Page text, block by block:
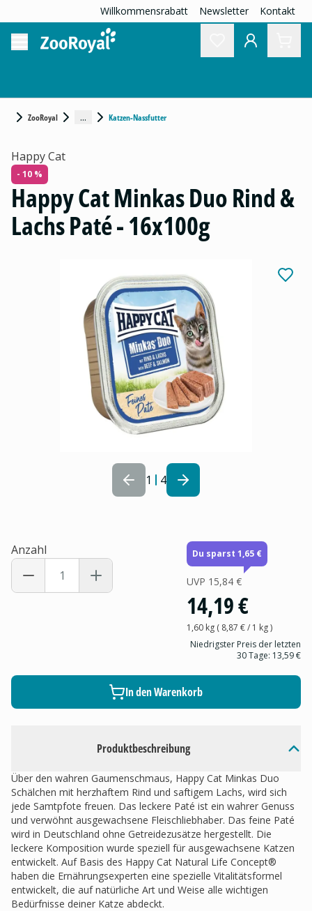
Willkommensrabatt Newsletter Kontakt
ZooRoyal ... Katzen-Nassfutter
1 4
Produktbeschreibung
Über den wahren Gaumenschmaus, Happy Cat Minkas Duo
Schälchen mit herzhaftem Rind und saftigem Lachs, wird sich
jede Samtpfote freuen. Das leckere Paté ist ein wahrer Genuss
und verwöhnt ausgewachsene Fleischliebhaber. Das feine Paté
wird in Deutschland ohne Getreidezusätze hergestellt. Die
leckere Komposition wurde speziell für ausgewachsene Katzen
entwickelt. Auf Basis des Happy Cat Natural Life Concept®
haben die Ernährungsexperten eine spezielle Vitalitätsformel
entwickelt, die auf natürliche Art und Weise alle wichtigen
Bedürfnisse deiner Katze abdeckt.
Happy Cat
- 10 %
Happy Cat Minkas Duo Rind &
Lachs Paté - 16x100g
Anzahl Du sparst 1,65 €
UVP 15,84 €
14,19 €
1,60 kg( 8,87 €/ 1 kg)
Niedrigster Preis der letzten
30 Tage: 13,59 €
In den Warenkorb